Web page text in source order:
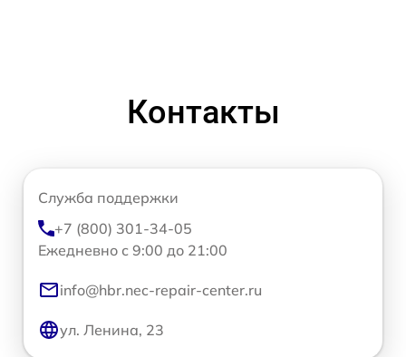
Контакты
Служба поддержки
+7 (800) 301-34-05
Ежедневно с 9:00 до 21:00
info@hbr.nec-repair-center.ru
ул. Ленина, 23